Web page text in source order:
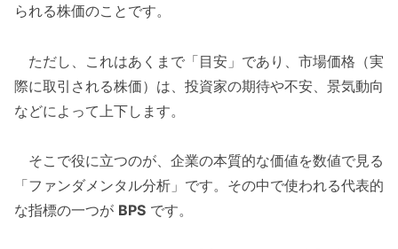
られる株価のことです。
ただし、これはあくまで「目安」であり、市場価格（実
際に取引される株価）は、投資家の期待や不安、景気動向
などによって上下します。
そこで役に立つのが、企業の本質的な価値を数値で見る
「ファンダメンタル分析」です。その中で使われる代表的
な指標の一つが BPS です。